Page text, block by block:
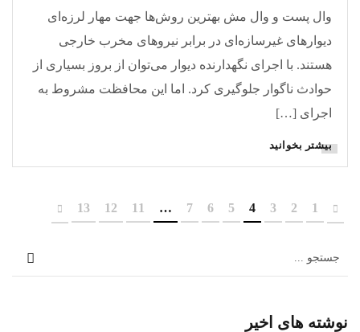
وال پست و وال مش بهترین روش‌ها جهت مهار لرزه‌ای
دیوار‌های غیرسازه‌ای در برابر نیرو‌های مخرب خارجی
هستند. با اجرای نگهدارنده دیوار می‌توان از بروز بسیاری از
حوادث ناگوار جلوگیری کرد. اما این محافظت مشروط به
اجرای […]
بیشتر بخوانید
1
2
3
4
5
6
7
…
11
12
13
نوشته های اخیر